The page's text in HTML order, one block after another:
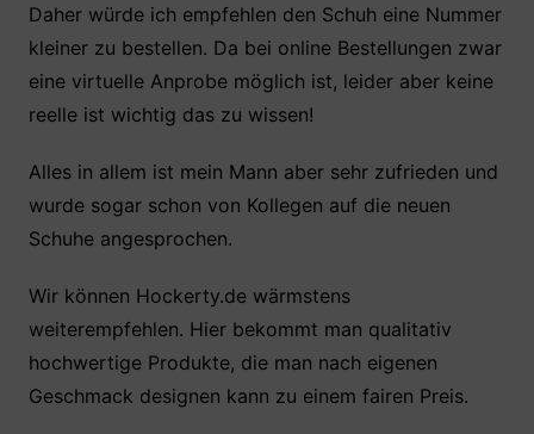
Daher würde ich empfehlen den Schuh eine Nummer
kleiner zu bestellen. Da bei online Bestellungen zwar
eine virtuelle Anprobe möglich ist, leider aber keine
reelle ist wichtig das zu wissen!
Alles in allem ist mein Mann aber sehr zufrieden und
wurde sogar schon von Kollegen auf die neuen
Schuhe angesprochen.
Wir können Hockerty.de wärmstens
weiterempfehlen. Hier bekommt man qualitativ
hochwertige Produkte, die man nach eigenen
Geschmack designen kann zu einem fairen Preis.